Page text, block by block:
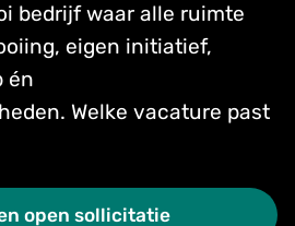
bedrijf waar alle ruimte
eigen initiatief,
én
Welke vacature past
open sollicitatie